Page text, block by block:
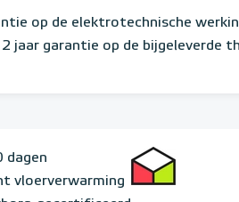
op de elektrotechnische
jaar garantie op de bijgeleverde
dagen
vloerverwarming